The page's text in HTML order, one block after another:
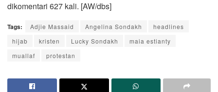
dikomentari 627 kali. [AW/dbs]
Tags: Adjie Massaid Angelina Sondakh
headlines
hijab
kristen Lucky Sondakh
maia estianty
muallaf
protestan